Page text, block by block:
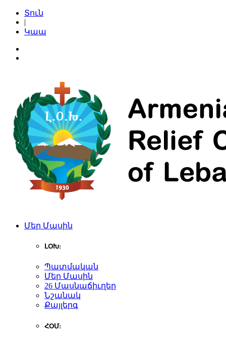
Տուն
|
Կապ
Մեր Մասին
ԼՕԽ:
Պատմական
Մեր Մասին
26 Մասնաճիւղեր
Նշանակ
Քայլերգ
ՀՕՄ: